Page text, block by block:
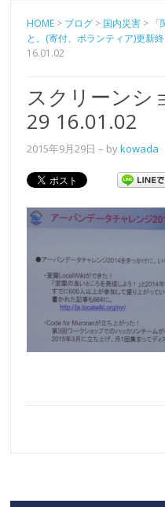
HOME > ブログ > 国内災害 >
と。(寄付、ボランティア)更新
16.01.02
スクリーンシ
29 16.01.02
2015年9月29日 – bykowada